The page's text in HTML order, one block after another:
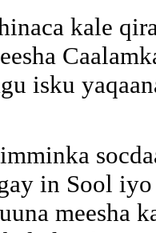
kale
isku
in Sool
meesha